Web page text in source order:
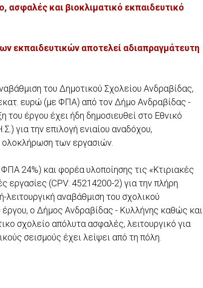
ασφαλές και βιοκλιματικό εκπαιδευτικό
εκπαιδευτικών αποτελεί αδιαπραγμάτευτη
του Δημοτικού Σχολείου Ανδραβίδας,
ευρώ (με ΦΠΑ) από τον Δήμο Ανδραβίδας -
του έργου έχει ήδη δημοσιευθεί στο Εθνικό
για την επιλογή ενιαίου αναδόχου,
ολοκλήρωση των εργασιών.
24%) και φορέα υλοποίησης τις «Κτιριακές
εργασίες (CPV: 45214200-2) για την πλήρη
λειτουργική αναβάθμιση του σχολικού
ο Δήμος Ανδραβίδας - Κυλλήνης καθώς και
σχολείο απόλυτα ασφαλές, λειτουργικό για
σεισμούς έχει λείψει από τη πόλη.